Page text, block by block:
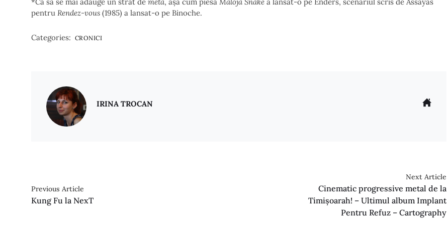
pentru Rendez-vous (1985) a lansat-o pe Binoche.
Categories: CRONICI
IRINA TROCAN
Previous Article
Kung Fu la NexT
Next Article
Cinematic progressive metal de la
Timișoarah! – Ultimul album Implant
Pentru Refuz – Cartography